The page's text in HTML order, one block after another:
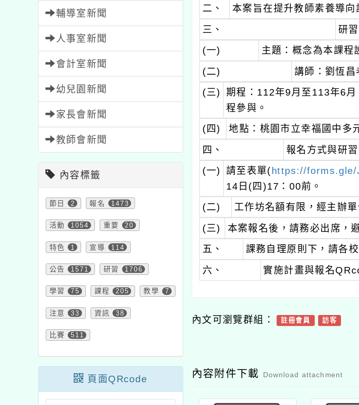
輔導室新聞
人事室新聞
會計室新聞
幼兒園新聞
家長會新聞
教師會新聞
內容標籤
節日 2 報名 1473
活動 1054 重要 20
特色 1 宣導 114
公告 1571 研習 1706
學習 75 課程 205 教學 7
注意 33 資訊 38
比賽 511
頁面QRcode
二、
本案旨在提升教師素養導
三、
研習
(一)
主題：概念為本課程
(二)
講師：劉恆昌
(三)
期程：112年9月至113年6
程參與。
(四)
地點：桃園市立幸福國中多
四、 報名方式與研習
(一) 請至表單( https://forms.gle/
14日(四)17：00前。
(二)
工作坊名額有限，經主辦
(三)
本案報名後，請務必出席，
五、 課務自理原則下，請各
六、 實施計畫與報名
內文可瀏覽群組： 註冊會員 訪客
內容附件下載 Download attachment